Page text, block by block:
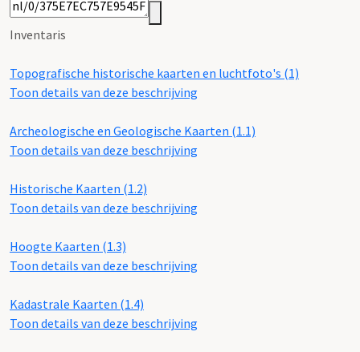
Inventaris
Topografische historische kaarten en luchtfoto's (1)
Toon details van deze beschrijving
Archeologische en Geologische Kaarten (1.1)
Toon details van deze beschrijving
Historische Kaarten (1.2)
Toon details van deze beschrijving
Hoogte Kaarten (1.3)
Toon details van deze beschrijving
Kadastrale Kaarten (1.4)
Toon details van deze beschrijving